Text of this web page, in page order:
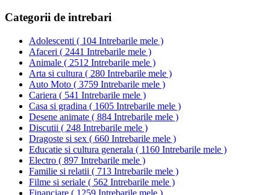
Categorii de intrebari
Adolescenti ( 104 Intrebarile mele )
Afaceri ( 2441 Intrebarile mele )
Animale ( 2512 Intrebarile mele )
Arta si cultura ( 280 Intrebarile mele )
Auto Moto ( 3759 Intrebarile mele )
Cariera ( 541 Intrebarile mele )
Casa si gradina ( 1605 Intrebarile mele )
Desene animate ( 884 Intrebarile mele )
Discutii ( 248 Intrebarile mele )
Dragoste si sex ( 660 Intrebarile mele )
Educatie si cultura generala ( 1160 Intrebarile mele )
Electro ( 897 Intrebarile mele )
Familie si relatii ( 713 Intrebarile mele )
Filme si seriale ( 562 Intrebarile mele )
Financiare ( 1259 Intrebarile mele )